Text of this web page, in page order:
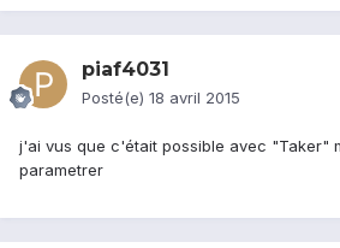
piaf4031
Posté(e) 18 avril 2015
j'ai vus que c'était possible avec "Taker"
parametrer